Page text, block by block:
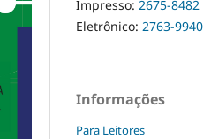
Impresso: 2675-8482
Eletrônico: 2763-9940
Informações
Para Leitores